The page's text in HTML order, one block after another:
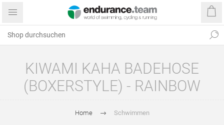
KIWAMI KAHA BADEHOSE
(BOXERSTYLE) - RAINBOW
Home Schwimmen